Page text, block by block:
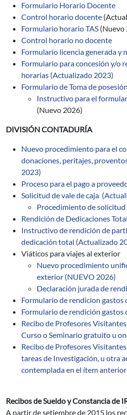
Formulario Horario Docente
Control horariodocente
Formulario horario TAS (Nuevo
Control horario no docente
Formulario licencia generada y
Formulario para concesión y/o
horarias (Actualizado 2023)
Formulario de Toma de posesión
Instructivo para el
(Nuevo 2026)
DIVISIÓN CONTADURÍA
Nuevo procedimiento para el
donaciones, peritajes,
2023)
Proceso para el pago a
Solicitud de vale de caja
Procedimiento de
Rendición de Dedicaciones
Instructivo de rendición de
dedicación total (Actualizado
Viáticos para viajes al exterior
Nuevo procedimiento
exterior (NUEVO 2026)
Declaración jurada de
Formulario de rendicion
Formulario de rendición
Recibo de Profesores
Curso o Seminario gratuito u
Recibo de Profesores
tareas de Investigación, u otra
contemplada en el ítem anterior
Recibos de Sueldo y Constancia de
A partir de setiembre de 2015 los